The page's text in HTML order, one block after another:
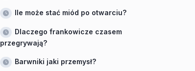
Ile może stać miód po otwarciu?
Dlaczego frankowicze czasem
przegrywają?
Barwniki jaki przemysł?